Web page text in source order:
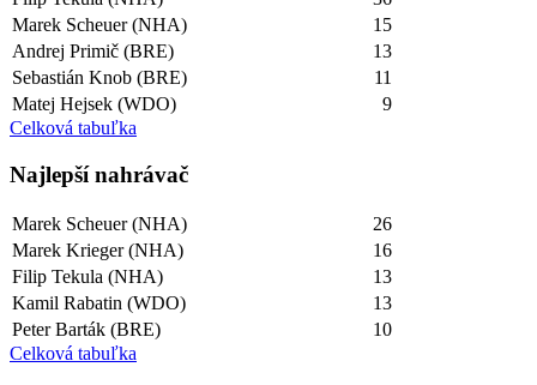
Marek Scheuer (NHA)
15
Andrej Primič (BRE)
13
Sebastián Knob (BRE)
11
Matej Hejsek (WDO)
9
Celková tabuľka
Najlepší­ nahrávač
Marek Scheuer (NHA)
26
Marek Krieger (NHA)
16
Filip Tekula (NHA)
13
Kamil Rabatin (WDO)
13
Peter Barták (BRE)
10
Celková tabuľka